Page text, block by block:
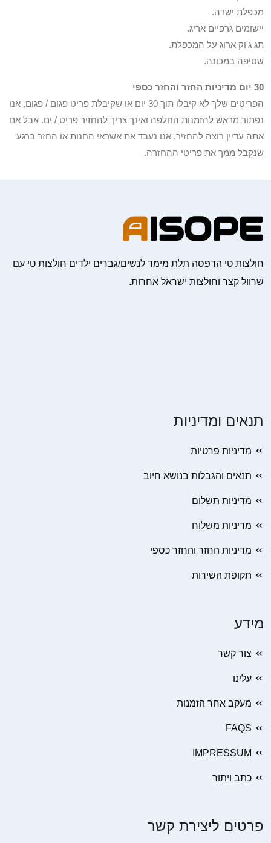
מכפלת ישרה.
יישומים גרפיים אריג.
תג ג'וק ארוג על המכפלת.
שטיפה במכונה.
30 יום מדיניות החזר והחזר כספי
הפריטים שלך לא קיבלו תוך 30 יום או שקיבלת פריט פגום / פגום, אנו
נפתור מראש להזמנות החלפה ואינך צריך להחזיר פריט / ים. אבל אם
אתה עדיין רוצה להחזיר, אנו נעבד את אשראי החנות או החזר ברגע
שנקבל ממך את פריטי ההחזרה.
חולצות טי הדפסה תלת מימד לנשים/גברים ילדים חולצות טי עם
שרוול קצר וחולצות ישראל אחרות.
תנאים ומדיניות
מדיניות פרטיות
תנאים והגבלות בנושא חיוב
מדיניות תשלום
מדיניות משלוח
מדיניות החזר והחזר כספי
תקופת השירות
מידע
צור קשר
עלינו
מעקב אחר הזמנות
FAQS
IMPRESSUM
כתב ויתור
פרטים ליצירת קשר